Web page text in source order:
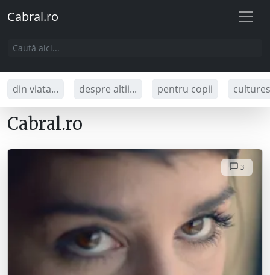
Cabral.ro
din viata... despre altii... pentru copii
Cabral.ro
3